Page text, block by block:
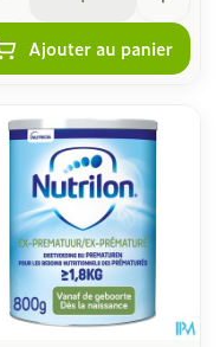
Ajouter au panier